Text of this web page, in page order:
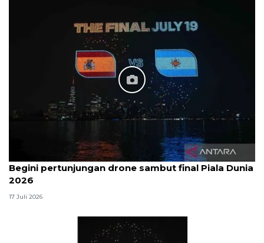
Begini pertunjungan drone sambut final Piala Dunia
2026
17 Juli 2026